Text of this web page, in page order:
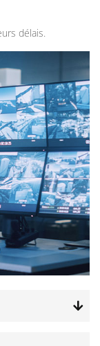
délais.